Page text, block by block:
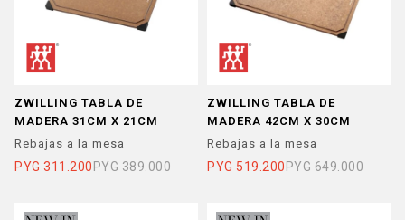
ZWILLING TABLA DE
MADERA 31CM X 21CM
Rebajas a la mesa
PYG 311.200PYG 389.000
ZWILLING TABLA DE
MADERA 42CM X 30CM
Rebajas a la mesa
PYG 519.200PYG 649.000